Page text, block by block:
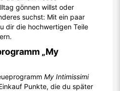
gönnen willst oder
suchst: Mit ein paar
dir die hochwertigen Teile
„My
My Intimissimi
Punkte, die du später